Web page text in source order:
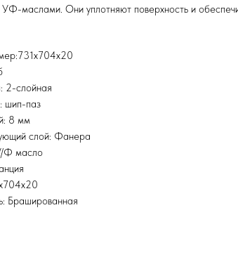
маслами. Они уплотняют поверхность и
2-слойная
шип-паз
8 мм
слой: Фанера
Ф масло
Брашированная